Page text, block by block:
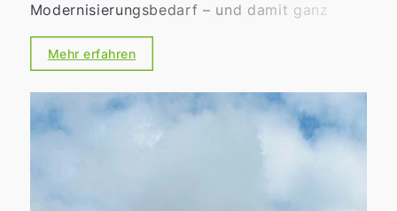
Modernisierungsbedarf – und damit ganz
Kaufinteressenten oder Mietern. Gleichzeitig
sorgen Heizungsgesetz, kommunale
Wärmeplanung und Förderprogramme für
neue Chancen, aber auch für Unsicherheit.
Mehr erfahren